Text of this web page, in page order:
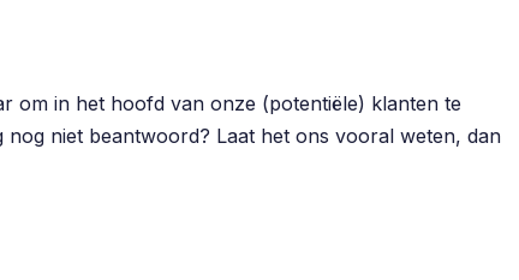
om in het hoofd van onze (potentiële) klanten te
niet beantwoord? Laat het ons vooral weten, dan